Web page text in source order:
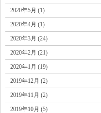
2020年5月 (1)
2020年4月 (1)
2020年3月 (24)
2020年2月 (21)
2020年1月 (19)
2019年12月 (2)
2019年11月 (2)
2019年10月 (5)